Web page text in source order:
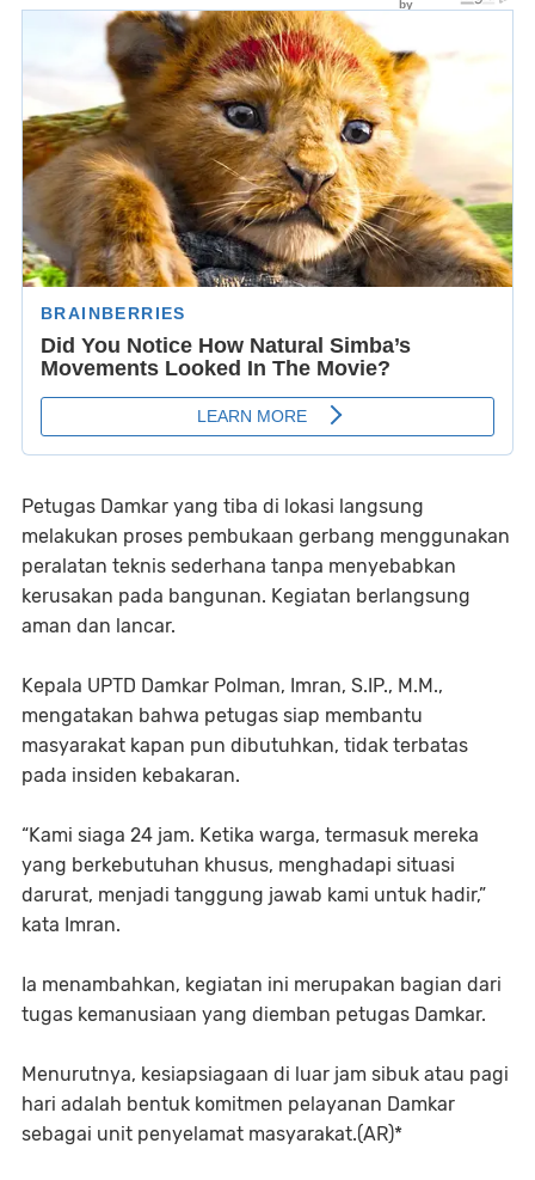
Petugas Damkar yang tiba di lokasi langsung
melakukan proses pembukaan gerbang menggunakan
peralatan teknis sederhana tanpa menyebabkan
kerusakan pada bangunan. Kegiatan berlangsung
aman dan lancar.
Kepala UPTD Damkar Polman, Imran, S.IP., M.M.,
mengatakan bahwa petugas siap membantu
masyarakat kapan pun dibutuhkan, tidak terbatas
pada insiden kebakaran.
“Kami siaga 24 jam. Ketika warga, termasuk mereka
yang berkebutuhan khusus, menghadapi situasi
darurat, menjadi tanggung jawab kami untuk hadir,”
kata Imran.
Ia menambahkan, kegiatan ini merupakan bagian dari
tugas kemanusiaan yang diemban petugas Damkar.
Menurutnya, kesiapsiagaan di luar jam sibuk atau pagi
hari adalah bentuk komitmen pelayanan Damkar
sebagai unit penyelamat masyarakat.(AR)*